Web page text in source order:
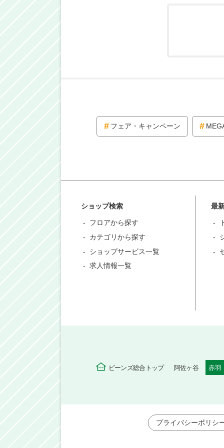
フェア・キャンペーン
ショップ検索
フロアから探す
カテゴリから探す
ショップサービス一覧
求人情報一覧
最
ビーンズ総合トップ 阿佐ヶ谷 赤羽
プライバシーポリシ